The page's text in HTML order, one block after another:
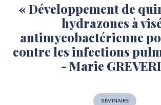
« Développement de
hydrazones à
antimycobactérienne
contre les infections
- Marie
SÉMINAIRE